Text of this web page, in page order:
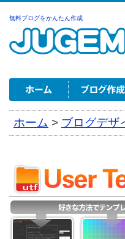
無料ブログをかんたん作成
ホーム > ブログデザ